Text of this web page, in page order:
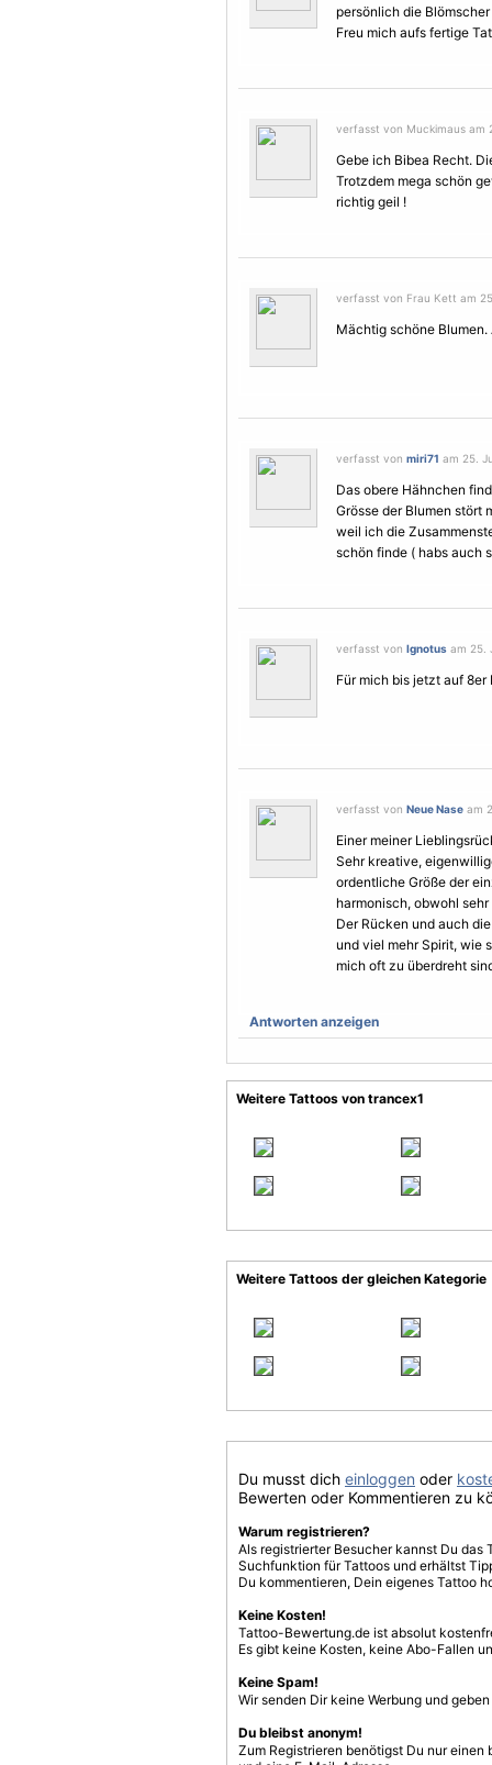
persönlich die
Freu mich aufs fertige
verfasst von Muckimaus am
Gebe ich Bibea Recht.
Trotzdem mega schön
richtig geil !
verfasst von Frau Kett am
Mächtig schöne Blumen.
verfasst von miri71 am 25.
Das obere Hähnchen
Grösse der Blumen stört
weil ich die
schön finde ( habs auch
verfasst von Ignotus am 25.
Für mich bis jetzt auf 8er
verfasst von Neue Nase am
Einer meiner
Sehr kreative,
ordentliche Größe der
harmonisch, obwohl
Der Rücken und auch
und viel mehr Spirit, wie
mich oft zu überdreht
Antworten anzeigen
Weitere Tattoos von trancex1
Weitere Tattoos der gleichen Kategorie
Du musst dich einloggen oder
Bewerten oder Kommentieren zu
Warum registrieren?
Als registrierter Besucher kannst Du
Suchfunktion für Tattoos und erhältst
Du kommentieren, Dein eigenes Tattoo
Keine Kosten!
Tattoo-Bewertung.de ist absolut
Es gibt keine Kosten, keine Abo-Fallen
Keine Spam!
Wir senden Dir keine Werbung und
Du bleibst anonym!
Zum Registrieren benötigst Du nur einen